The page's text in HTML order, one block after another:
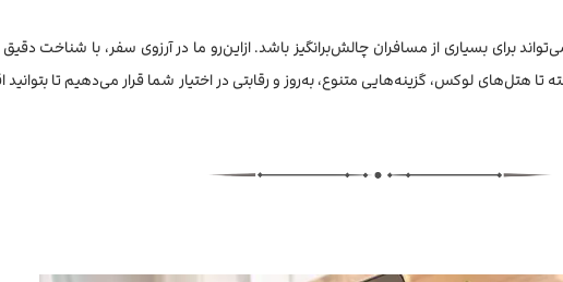
برای بسیاری از مسافران چالش‌برانگیز باشد. ازاین‌رو ما در آرزوی سفر، با شناخت
هتل‌های لوکس، گزینه‌هایی متنوع، به‌روز و رقابتی در اختیار شما قرار می‌دهیم تا بتوانید